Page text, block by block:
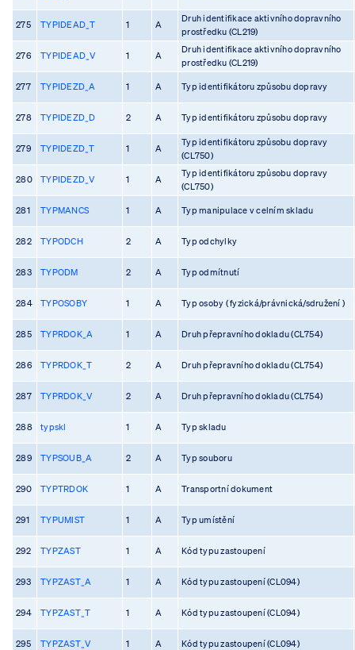
275 TYPIDEAD_T 1 A
Druh identifikace aktivního dopravního
prostředku (CL219)
276 TYPIDEAD_V 1 A
Druh identifikace aktivního dopravního
prostředku (CL219)
277 TYPIDEZD_A 1 A Typ identifikátoru způsobu dopravy
278 TYPIDEZD_D 2 A Typ identifikátoru způsobu dopravy
279 TYPIDEZD_T 1 A
Typ identifikátoru způsobu dopravy
(CL750)
280 TYPIDEZD_V 1 A
Typ identifikátoru způsobu dopravy
(CL750)
281 TYPMANCS 1 A Typ manipulace v celním skladu
282 TYPODCH 2 A Typ odchylky
283 TYPODM 2 A Typ odmítnutí
284 TYPOSOBY 1 A Typ osoby ( fyzická/právnická/sdružení )
285 TYPRDOK_A 1 A Druh přepravního dokladu (CL754)
286 TYPRDOK_T 2 A Druh přepravního dokladu (CL754)
287 TYPRDOK_V 2 A Druh přepravního dokladu (CL754)
288 typskl 1 A Typ skladu
289 TYPSOUB_A 2 A Typ souboru
290 TYPTRDOK 1 A Transportní dokument
291 TYPUMIST 1 A Typ umístění
292 TYPZAST 1 A Kód typu zastoupení
293 TYPZAST_A 1 A Kód typu zastoupení (CL094)
294 TYPZAST_T 1 A Kód typu zastoupení (CL094)
295 TYPZAST_V 1 A Kód typu zastoupení (CL094)